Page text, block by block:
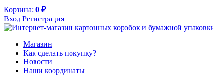
Корзина: 0 ₽
Вход Регистрация
Магазин
Как сделать покупку?
Новости
Наши координаты